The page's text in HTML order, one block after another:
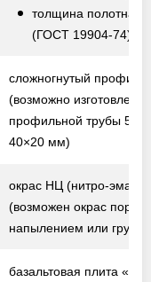
толщина полотна
(ГОСТ 19904-74)
сложногнутый профиль
(возможно
профильной трубы
40×20 мм)
окрас НЦ (нитро-эмаль)
(возможен окрас
напылением или
базальтовая плита